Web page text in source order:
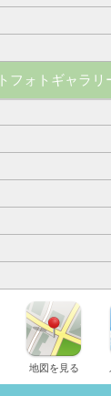
フォトギャラリ
地図を見る